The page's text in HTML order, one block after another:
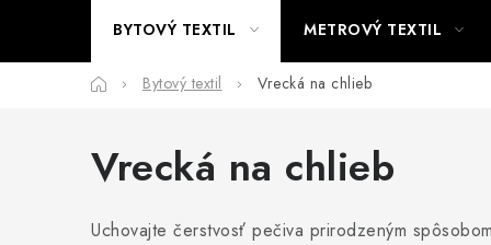
BYTOVÝ TEXTIL METROVÝ TEXTIL
DomovBytový textil Vrecká na chlieb
Vrecká na chlieb
Uchovajte čerstvosť pečiva prirodzeným